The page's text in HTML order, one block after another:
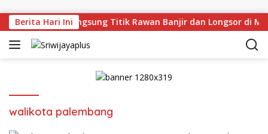
Berita Hari Ini
Deru Tinjau Langsung Titik Rawan Banjir dan Longsor di
walikota palembang